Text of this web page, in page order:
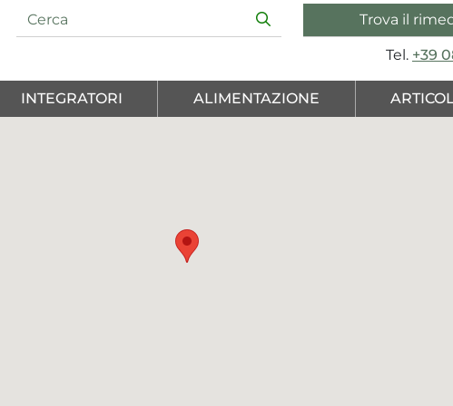
Trova il
Tel. +39
INTEGRATORI ALIMENTAZIONE